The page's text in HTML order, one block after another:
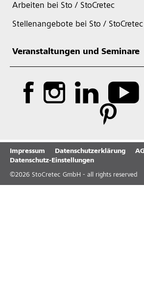
Arbeiten bei Sto / StoCretec
Stellenangebote bei Sto / StoCretec
Veranstaltungen und Seminare
Impressum Datenschutzerklärung
Datenschutz-Einstellungen
©2026 StoCretec GmbH - all rights reserved